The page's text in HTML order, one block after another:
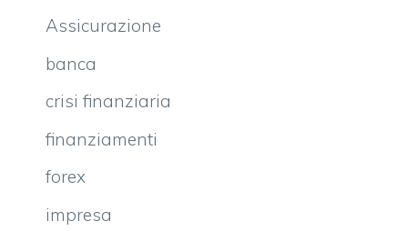
Assicurazione
banca
crisi finanziaria
finanziamenti
forex
impresa